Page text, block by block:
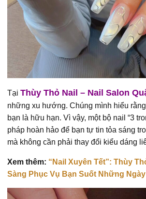
Tại Thùy Thỏ Nail – Nail Salon
những xu hướng. Chúng mình hiểu
bạn là hữu hạn. Vì vậy, một bộ nail “3
pháp hoàn hảo để bạn tự tin tỏa sáng
mà không cần phải thay đổi kiểu dáng
Xem thêm: “Nail Xuyên Tết”: Thùy
Sàng Phục Vụ Bạn Suốt Những